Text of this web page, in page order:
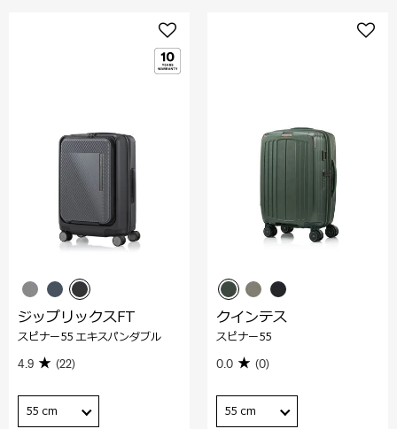
ジップリックスFT
スピナー55 エキスパンダブル
4.9 (22)
55 cm
クインテス
スピナー55
0.0 (0)
55 cm